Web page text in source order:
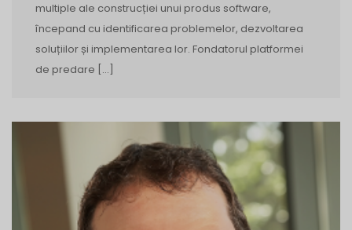
multiple ale construcției unui produs software,
începand cu identificarea problemelor, dezvoltarea
soluțiilor și implementarea lor. Fondatorul platformei
de predare […]